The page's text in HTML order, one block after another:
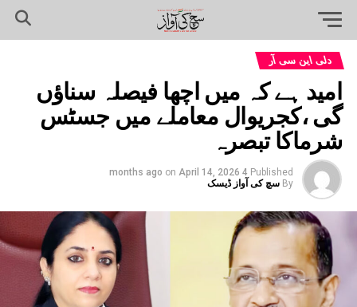
دلی این سی آر
امید ہے کہ میں اچھا فیصلہ سناؤں
گی ،کجریوال معاملے میں جسٹس
شرماکا تبصرہ
Published
4 months ago
on April 14, 2026
By سچ کی آواز ڈیسک